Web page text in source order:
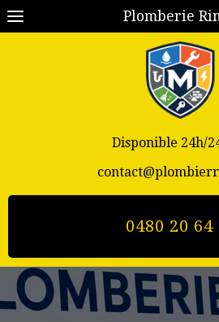
Plomberie
Disponible 24h/
0480 20 64